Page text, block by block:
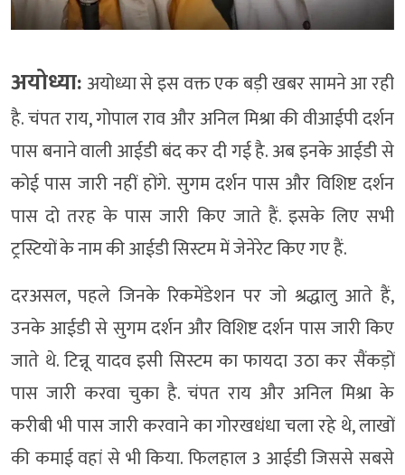
अयोध्या: अयोध्या से इस वक्त एक बड़ी खबर सामने आ रही
है. चंपत राय, गोपाल राव और अनिल मिश्रा की वीआईपी दर्शन
पास बनाने वाली आईडी बंद कर दी गई है. अब इनके आईडी से
कोई पास जारी नहीं होंगे. सुगम दर्शन पास और विशिष्ट दर्शन
पास दो तरह के पास जारी किए जाते हैं. इसके लिए सभी
ट्रस्टियों के नाम की आईडी सिस्टम में जेनेरेट किए गए हैं.
दरअसल, पहले जिनके रिकमेंडेशन पर जो श्रद्धालु आते हैं,
उनके आईडी से सुगम दर्शन और विशिष्ट दर्शन पास जारी किए
जाते थे. टिन्नू यादव इसी सिस्टम का फायदा उठा कर सैंकड़ों
पास जारी करवा चुका है. चंपत राय और अनिल मिश्रा के
करीबी भी पास जारी करवाने का गोरखधंधा चला रहे थे, लाखों
की कमाई वहां से भी किया. फिलहाल 3 आईडी जिससे सबसे